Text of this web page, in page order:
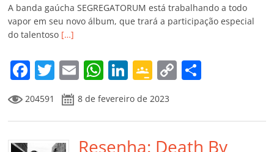
A banda gaúcha SEGREGATORUM está trabalhando a todo
vapor em seu novo álbum, que trará a participação especial
do talentoso […]
F
a
c
e
T
w
itt
er
E
m
ai
l
W
at
s
Li
k
e
G
o
o
gl
C
y p
204591 8 de fevereiro de 2023
Resenha: Death By